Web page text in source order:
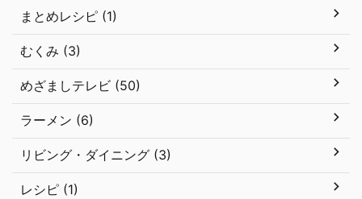
まとめレシピ (1)
むくみ (3)
めざましテレビ (50)
ラーメン (6)
リビング・ダイニング (3)
レシピ (1)